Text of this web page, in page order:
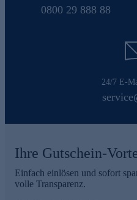
0800 29 888 88
24/7 E-
Ihre Gutschein-
Einfach einlösen und sofort
volle Transparenz.